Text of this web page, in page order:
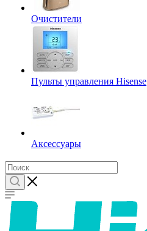
Очистители
Пульты управления Hisense
Аксессуары